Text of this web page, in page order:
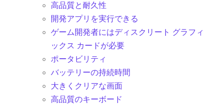
高品質と耐久性
開発アプリを実行できる
ゲーム開発者にはディスクリート グラフィ
ックス カードが必要
ポータビリティ
バッテリーの持続時間
大きくクリアな画面
高品質のキーボード